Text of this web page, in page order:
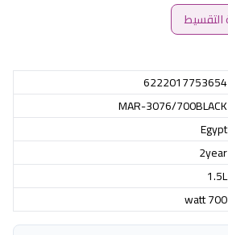
6222017753654
MAR-3076/700BLACK
Egypt
2year
1.5L
700 watt